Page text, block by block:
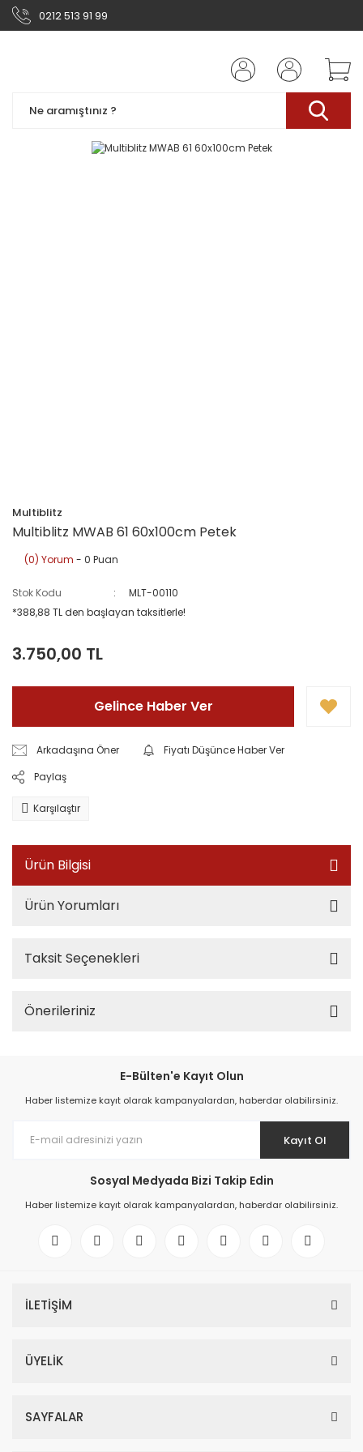
0212 513 91 99
Multiblitz
Multiblitz MWAB 61 60x100cm Petek
(0) Yorum - 0 Puan
Stok Kodu
MLT-00110
*388,88 TL den başlayan taksitlerle!
3.750,00 TL
Gelince Haber Ver
Arkadaşına Öner
Fiyatı Düşünce Haber Ver
Paylaş
Karşılaştır
Ürün Bilgisi
Ürün Yorumları
Taksit Seçenekleri
Önerileriniz
E-Bülten'e Kayıt Olun
Haber listemize kayıt olarak kampanyalardan, haberdar olabilirsiniz.
Kayıt Ol
Sosyal Medyada Bizi Takip Edin
Haber listemize kayıt olarak kampanyalardan, haberdar olabilirsiniz.
İLETİŞİM
ÜYELİK
SAYFALAR